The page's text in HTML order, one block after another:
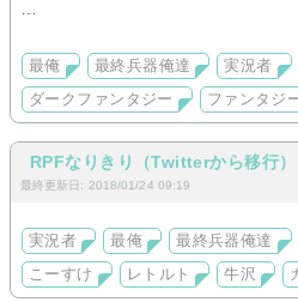
最終兵器俺達と一次創作（ダーク
ぜひ足をお運び下さい。
森の管理人PIERROTより
最俺 最終兵器俺達 実況者
ダークファンタジー
ファンタジ
RPFなりきり（Twitterから移行）
最終更新日: 2018/01/24 09:19
実況者 最俺 最終兵器俺達
こーすけ
レトルト 牛沢